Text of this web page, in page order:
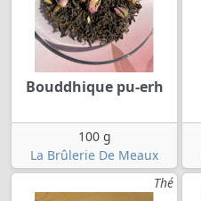
Bouddhique pu-erh
100 g
La Brûlerie De Meaux
Thé